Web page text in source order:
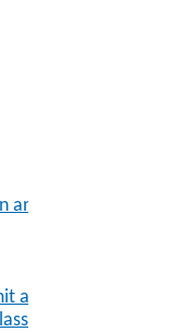
anmelden
ausländischer